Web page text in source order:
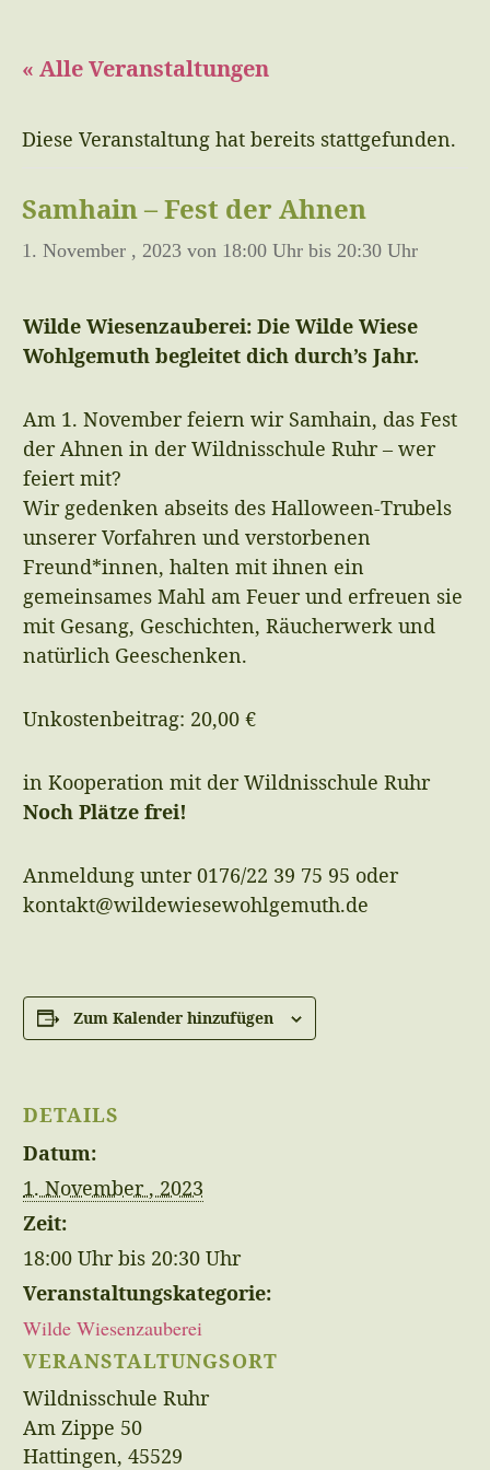
« Alle Veranstaltungen
Diese Veranstaltung hat bereits stattgefunden.
Samhain – Fest der Ahnen
1. November , 2023 von 18:00 Uhr bis 20:30 Uhr
Wilde Wiesenzauberei: Die Wilde Wiese
Wohlgemuth begleitet dich durch’s Jahr.
Am 1. November feiern wir Samhain, das Fest
der Ahnen in der Wildnisschule Ruhr – wer
feiert mit?
Wir gedenken abseits des Halloween-Trubels
unserer Vorfahren und verstorbenen
Freund*innen, halten mit ihnen ein
gemeinsames Mahl am Feuer und erfreuen sie
mit Gesang, Geschichten, Räucherwerk und
natürlich Geeschenken.
Unkostenbeitrag: 20,00 €
in Kooperation mit derWildnisschule Ruhr
Noch Plätze frei!
Anmeldung unter 0176/22 39 75 95 oder
kontakt@wildewiesewohlgemuth.de
Zum Kalender hinzufügen
DETAILS
Datum:
1. November , 2023
Zeit:
18:00 Uhr bis 20:30 Uhr
Veranstaltungskategorie:
Wilde Wiesenzauberei
VERANSTALTUNGSORT
Wildnisschule Ruhr
Am Zippe 50
Hattingen, 45529